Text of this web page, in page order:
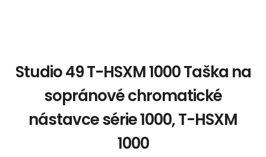
Studio 49 T-HSXM 1000 Taška na
sopránové chromatické
nástavce série 1000, T-HSXM
1000